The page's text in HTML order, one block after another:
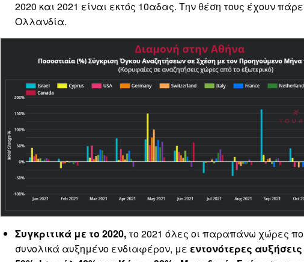
2020 και 2021 είναι εκτός 10αδας. Την θέση τους έχουν
Ολλανδία.
Συγκριτικά με το 2020, το 2021 όλες οι παραπάνω χώρες
συνολικά αυξημένο ενδιαφέρον, με εντονότερες